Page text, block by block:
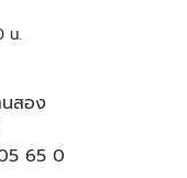
น.
สอง
65 0